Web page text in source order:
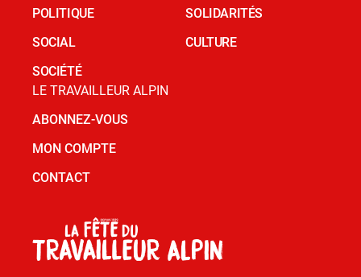
POLITIQUE
SOCIAL
SOCIÉTÉ
SOLIDARITÉS
CULTURE
LE TRAVAILLEUR ALPIN
ABONNEZ-VOUS
MON COMPTE
CONTACT